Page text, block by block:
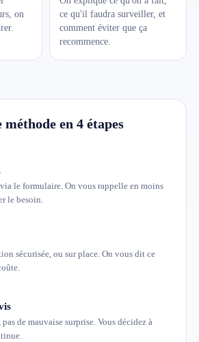
on
ce qu'il faudra surveiller, et
comment éviter que ça
recommence.
méthode en 4 étapes
le formulaire. On vous rappelle en moins
le besoin.
sécurisée, ou sur place. On vous dit ce
de mauvaise surprise. Vous décidez à